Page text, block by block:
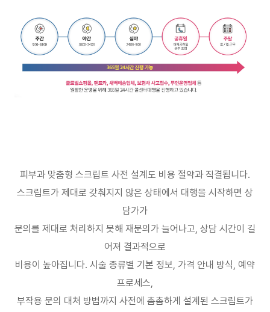
피부과 맞춤형 스크립트 사전 설계도 비용 절약과 직결됩니다.
스크립트가 제대로 갖춰지지 않은 상태에서 대행을 시작하면 상
담가가
문의를 제대로 처리하지 못해 재문의가 늘어나고, 상담 시간이 길
어져 결과적으로
비용이 높아집니다. 시술 종류별 기본 정보, 가격 안내 방식, 예약
프로세스,
부작용 문의 대처 방법까지 사전에 촘촘하게 설계된 스크립트가